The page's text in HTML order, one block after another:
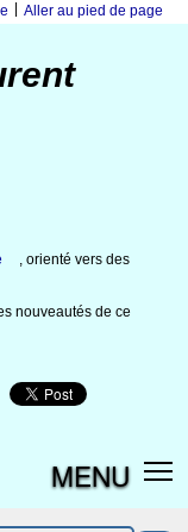
Aller au pied de page
, orienté vers des
nouveautés de ce
MENU